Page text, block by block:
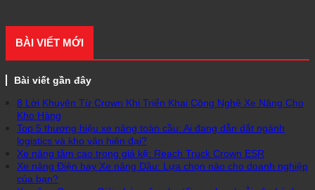
BÀI VIẾT MỚI
Bài viết gần đây
8 Lời Khuyên Từ Crown Khi Triển Khai Công Nghệ Xe Nâng Cho
Kho Hàng
Top 5 thương hiệu xe nâng toàn cầu: Ai đang dẫn dắt ngành
logistics và kho vận hiện đại?
Xe nâng tầm cao trong giá kệ: Reach Truck Crown ESR
Xe nâng Điện hay Xe nâng Dầu: Lựa chọn nào cho doanh nghiệp
của bạn?